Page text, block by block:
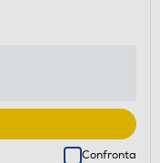
Confronta